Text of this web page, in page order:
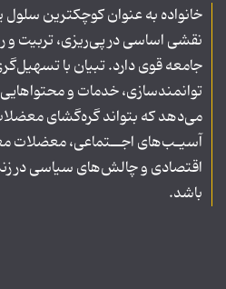
خانواده به عنوان کوچکترین
نقشی اساسی در پی‌ریزی، تربیت
جامعه قوی دارد. تبیان با
توانمندسازی، خدمات و محتواهایی
می‌دهد که بتواند گره‌گشای
آسیـب‌های اجــتماعی، معضلات
اقتصادی و چالش‌های سیاسی در
باشد.